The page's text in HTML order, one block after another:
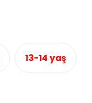
13-14 yaş